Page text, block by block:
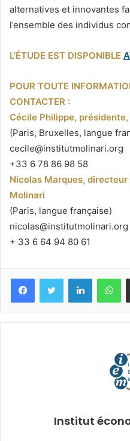
alternatives et innovantes
l’ensemble des individus
L’ÉTUDE EST DISPONIBLE
POUR TOUTE
CONTACTER :
Cécile Philippe,
(Paris, Bruxelles, langue
cecile@institutmolinari.org
+33 6 78 86 98 58
Nicolas Marques,
Molinari
(Paris, langue française)
nicolas@institutmolinari.org
+ 33 6 64 94 80 61
FacebookTwitter Linkedin
Institut